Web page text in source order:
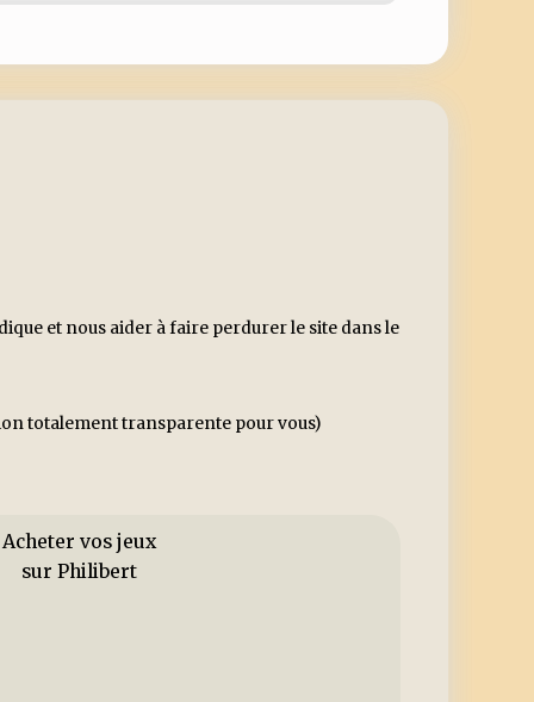
et nous aider à faire perdurer le site dans le
totalement transparente pour vous)
Acheter vos jeux
sur Philibert